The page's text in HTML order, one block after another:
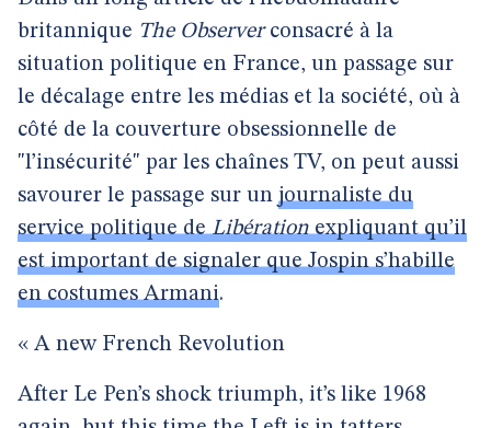
britannique The Observerconsacré à la
situation politique en France, un passage sur
le décalage entre les médias et la société, où à
côté de la couverture obsessionnelle de
"l’insécurité" par les chaînes TV, on peut aussi
savourer le passage sur un journaliste du
service politique deLibérationexpliquant qu’il
est important de signaler que Jospin s’habille
en costumes Armani.
« A new French Revolution
After Le Pen’s shock triumph, it’s like 1968